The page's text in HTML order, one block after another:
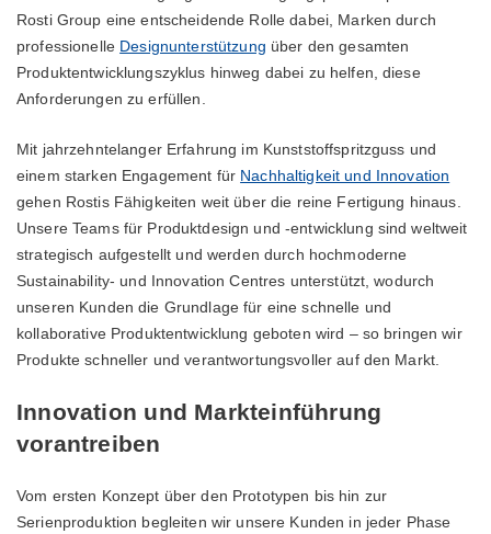
Rosti Group eine entscheidende Rolle dabei, Marken durch
professionelle Designunterstützung über den gesamten
Produktentwicklungszyklus hinweg dabei zu helfen, diese
Anforderungen zu erfüllen.
Mit jahrzehntelanger Erfahrung im Kunststoffspritzguss und
einem starken Engagement für Nachhaltigkeit und Innovation
gehen Rostis Fähigkeiten weit über die reine Fertigung hinaus.
Unsere Teams für Produktdesign und -entwicklung sind weltweit
strategisch aufgestellt und werden durch hochmoderne
Sustainability- und Innovation Centres unterstützt, wodurch
unseren Kunden die Grundlage für eine schnelle und
kollaborative Produktentwicklung geboten wird – so bringen wir
Produkte schneller und verantwortungsvoller auf den Markt.
Innovation und Markteinführung
vorantreiben
Vom ersten Konzept über den Prototypen bis hin zur
Serienproduktion begleiten wir unsere Kunden in jeder Phase